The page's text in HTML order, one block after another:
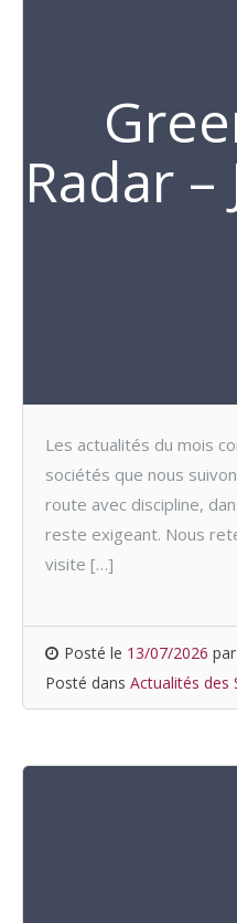
Radar
Les actualités du mois
sociétés que nous
route avec discipline,
reste exigeant. Nous
visite […]
Posté le 13/07/2026 par
Posté dans Actualités des